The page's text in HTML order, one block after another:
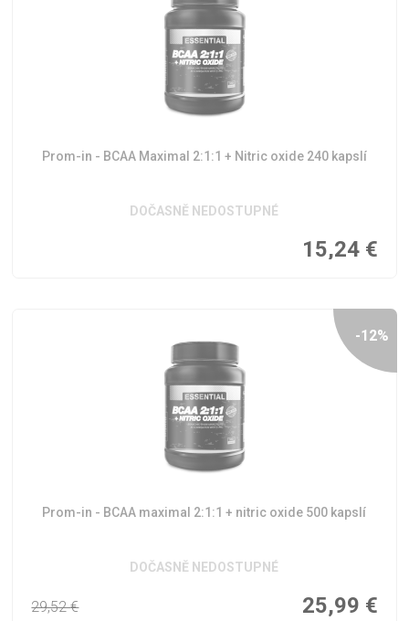
Prom-in - BCAA Maximal 2:1:1 + Nitric oxide 240 kapslí
DOČASNĚ NEDOSTUPNÉ
15,24 €
-12%
Prom-in - BCAA maximal 2:1:1 + nitric oxide 500 kapslí
DOČASNĚ NEDOSTUPNÉ
29,52€ 25,99 €